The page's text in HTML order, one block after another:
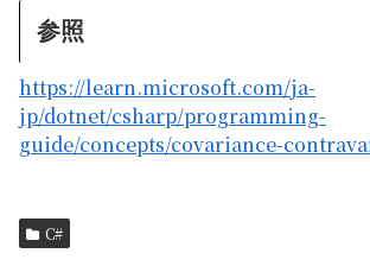
参照
https://learn.microsoft.com/ja-
jp/dotnet/csharp/programming-
guide/concepts/covariance-
C#